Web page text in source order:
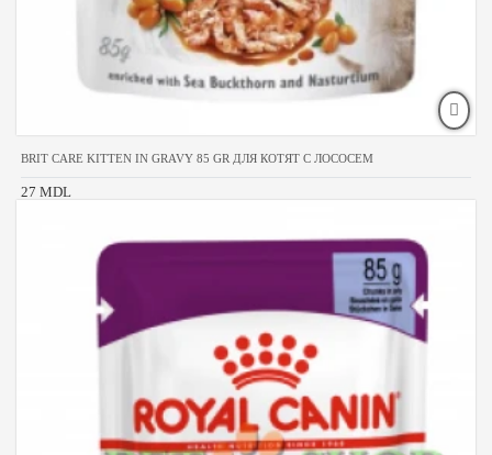
BRIT CARE KITTEN IN GRAVY 85 GR ДЛЯ КОТЯТ С ЛОСОСЕМ
27 MDL